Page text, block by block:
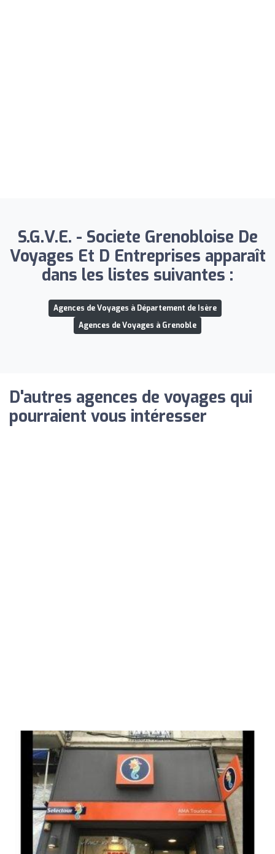
S.G.V.E. - Societe Grenobloise De
Voyages Et D Entreprises apparaît
dans les listes suivantes :
Agences de Voyages à Département de Isère
Agences de Voyages à Grenoble
D'autres agences de voyages qui
pourraient vous intéresser